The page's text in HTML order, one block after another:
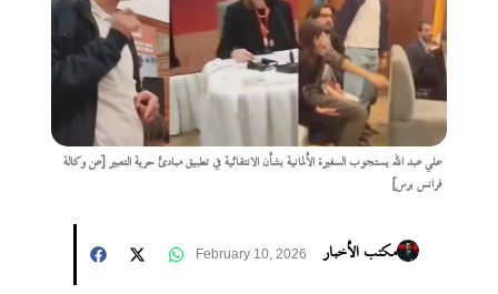
علي عبد الله يستجوب السفيرة الألمانية بشأن الانتقائية في تطبيق مبادئ حرية التعبير [عن وكالة
فرانس برس]
مكتب الأخبار February 10, 2026